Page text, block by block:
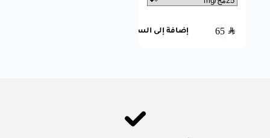
65 SAR إضافة إلى السلة